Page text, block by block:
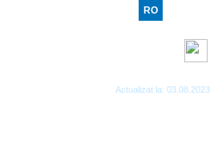
RO
Actualizat la: 03.08.2023